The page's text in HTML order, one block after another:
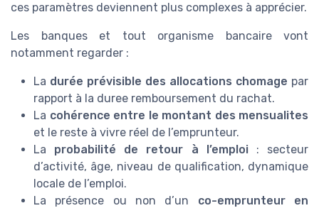
ces paramètres deviennent plus complexes à apprécier.
Les banques et tout organisme bancaire vont
notamment regarder :
La durée prévisible des allocations chomage par
rapport à la duree remboursement du rachat.
La cohérence entre le montant des mensualites
et le reste à vivre réel de l’emprunteur.
La probabilité de retour à l’emploi: secteur
d’activité, âge, niveau de qualification, dynamique
locale de l’emploi.
La présence ou non d’un co-emprunteur en